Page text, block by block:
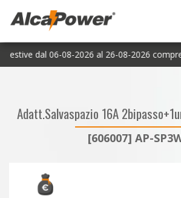
estive dal 06-08-2026 al 26-08-2026
Adatt.Salvaspazio 16A
[606007] AP-